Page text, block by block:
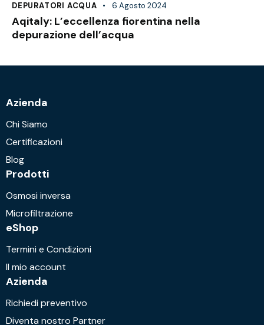
DEPURATORI ACQUA 6 Agosto 2024
Aqitaly: L’eccellenza fiorentina nella
depurazione dell’acqua
Azienda
Chi Siamo
Certificazioni
Blog
Prodotti
Osmosi inversa
Microfiltrazione
eShop
Termini e Condizioni
Il mio account
Azienda
Richiedi preventivo
Diventa nostro Partner